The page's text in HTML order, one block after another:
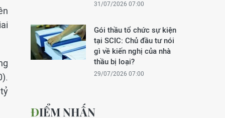
31/07/2026 07:00
Gói thầu tổ chức sự kiện
tại SCIC: Chủ đầu tư nói
gì về kiến nghị của nhà
thầu bị loại?
29/07/2026 07:00
ĐIỂM NHẤN